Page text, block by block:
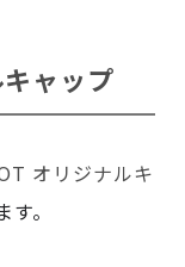
ャップ
オリジナルキ
。